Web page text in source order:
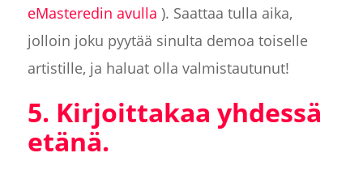
eMasteredin avulla ). Saattaa tulla aika,
jolloin joku pyytää sinulta demoa toiselle
artistille, ja haluat olla valmistautunut!
5. Kirjoittakaa yhdessä
etänä.